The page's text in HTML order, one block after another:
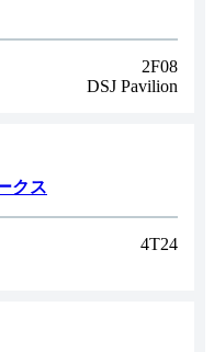
2F08
DSJ Pavilion
クス
4T24